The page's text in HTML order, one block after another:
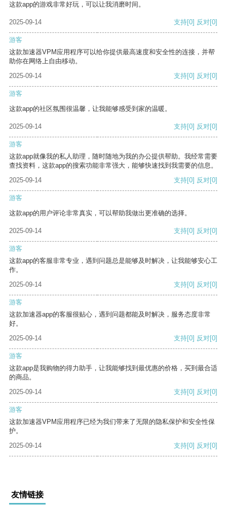
这款app的游戏非常好玩，可以让我消磨时间。
2025-09-14 支持[0] 反对[0]
游客
这款加速器VPM应用程序可以给你提供最高速度和安全性的连接，并帮
助你在网络上自由移动。
2025-09-14
支持[0] 反对[0]
游客
这款app的社区氛围很温馨，让我能够感受到家的温暖。
2025-09-14 支持[0] 反对[0]
游客
这款app就像我的私人助理，随时随地为我的办公提供帮助。我经常需要
查找资料，这款app的搜索功能非常强大，能够快速找到我需要的信息。
2025-09-14
支持[0] 反对[0]
游客
这款app的用户评论非常真实，可以帮助我做出更准确的选择。
2025-09-14 支持[0] 反对[0]
游客
这款app的客服非常专业，遇到问题总是能够及时解决，让我能够安心工
作。
2025-09-14
支持[0] 反对[0]
游客
这款加速器app的客服很贴心，遇到问题都能及时解决，服务态度非常
好。
2025-09-14
支持[0] 反对[0]
游客
这款app是我购物的得力助手，让我能够找到最优惠的价格，买到最合适
的商品。
2025-09-14
支持[0] 反对[0]
游客
这款加速器VPM应用程序已经为我们带来了无限的隐私保护和安全性保
护。
2025-09-14
支持[0] 反对[0]
友情链接